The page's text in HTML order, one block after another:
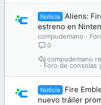
Noticia
Aliens:
estreno en
compudemano
0
Foro de consolas
compudemano
Noticia
Fire
nuevo tráiler